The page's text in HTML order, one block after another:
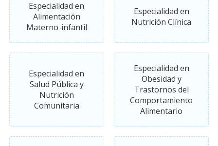
Especialidad en
Alimentación
Materno-infantil
Especialidad en
Nutrición Clínica
Especialidad en
Salud Pública y
Nutrición
Comunitaria
Especialidad en
Obesidad y
Trastornos del
Comportamiento
Alimentario